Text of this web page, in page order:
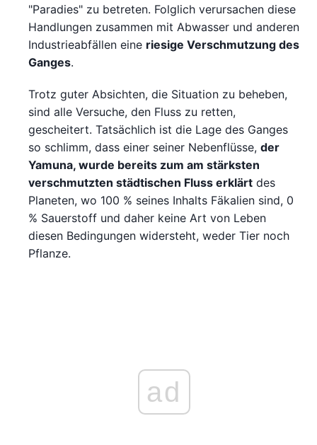
"Paradies" zu betreten. Folglich verursachen diese
Handlungen zusammen mit Abwasser und anderen
Industrieabfällen eine riesige Verschmutzung des
Ganges.
Trotz guter Absichten, die Situation zu beheben,
sind alle Versuche, den Fluss zu retten,
gescheitert. Tatsächlich ist die Lage des Ganges
so schlimm, dass einer seiner Nebenflüsse, der
Yamuna, wurde bereits zum am stärksten
verschmutzten städtischen Fluss erklärt des
Planeten, wo 100 % seines Inhalts Fäkalien sind, 0
% Sauerstoff und daher keine Art von Leben
diesen Bedingungen widersteht, weder Tier noch
Pflanze.
ad